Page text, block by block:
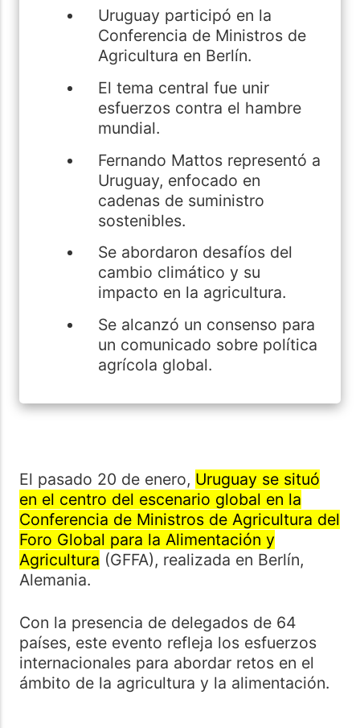
Uruguay participó en la
Conferencia de Ministros de
Agricultura en Berlín.
El tema central fue unir
esfuerzos contra el hambre
mundial.
Fernando Mattos representó a
Uruguay, enfocado en
cadenas de suministro
sostenibles.
Se abordaron desafíos del
cambio climático y su
impacto en la agricultura.
Se alcanzó un consenso para
un comunicado sobre política
agrícola global.
El pasado 20 de enero, Uruguay se situó
en el centro del escenario global en la
Conferencia de Ministros de Agricultura del
Foro Global para la Alimentación y
Agricultura (GFFA), realizada en Berlín,
Alemania.
Con la presencia de delegados de 64
países, este evento refleja los esfuerzos
internacionales para abordar retos en el
ámbito de la agricultura y la alimentación.